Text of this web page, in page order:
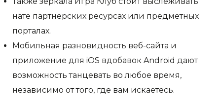
нате партнерских ресурсах или предметных
порталах.
Мобильная разновидность веб-сайта и
приложение для iOS вдобавок Android дают
возможность танцевать во любое время,
независимо от того, где вам искаетесь.